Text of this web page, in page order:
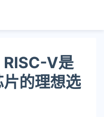
RISC-V是
的理想选